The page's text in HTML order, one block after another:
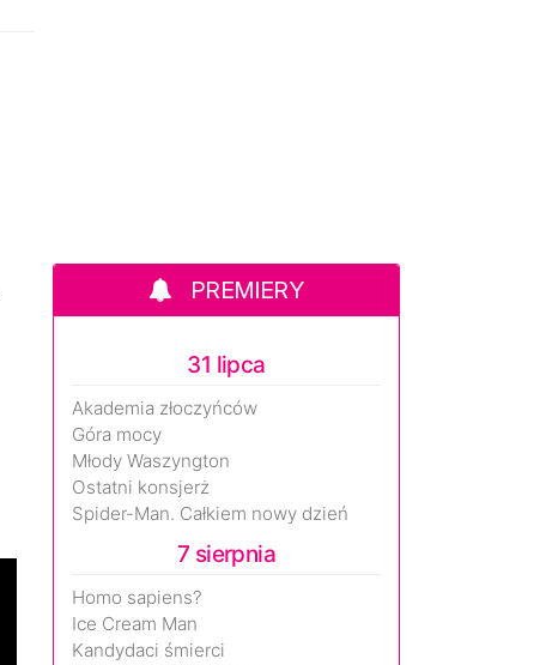
PREMIERY
31 lipca
Akademia złoczyńców
Góra mocy
Młody Waszyngton
Ostatni konsjerż
Spider-Man. Całkiem nowy dzień
7 sierpnia
Homo sapiens?
Ice Cream Man
Kandydaci śmierci